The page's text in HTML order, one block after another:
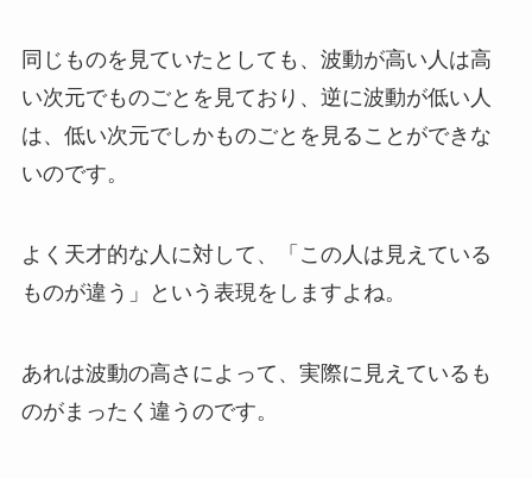
同じものを見ていたとしても、波動が高い人は高
い次元でものごとを見ており、逆に波動が低い人
は、低い次元でしかものごとを見ることができな
いのです。
よく天才的な人に対して、「この人は見えている
ものが違う」という表現をしますよね。
あれは波動の高さによって、実際に見えているも
のがまったく違うのです。